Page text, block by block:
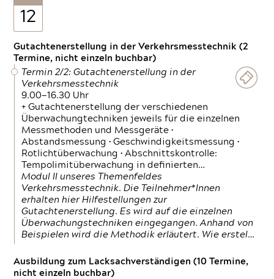
12
Gutachtenerstellung in der Verkehrsmesstechnik (2
Termine, nicht einzeln buchbar)
Termin 2/2: Gutachtenerstellung in der
Verkehrsmesstechnik
9.00—16.30 Uhr
+ Gutachtenerstellung der verschiedenen
Überwachungtechniken jeweils für die einzelnen
Messmethoden und Messgeräte •
Abstandsmessung • Geschwindigkeitsmessung •
Rotlichtüberwachung • Abschnittskontrolle:
Tempolimitüberwachung in definierten…
Modul II unseres Themenfeldes
Verkehrsmesstechnik. Die Teilnehmer*Innen
erhalten hier Hilfestellungen zur
Gutachtenerstellung. Es wird auf die einzelnen
Überwachungstechniken eingegangen. Anhand von
Beispielen wird die Methodik erläutert. Wie erstel…
Ausbildung zum Lacksachverständigen (10 Termine,
nicht einzeln buchbar)